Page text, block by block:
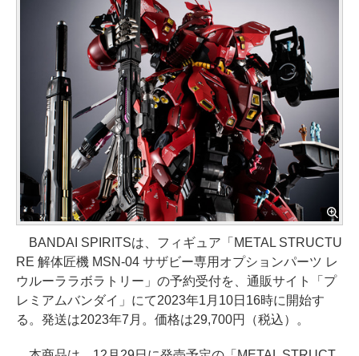
BANDAI SPIRITSは、フィギュア「METAL STRUCTU
RE 解体匠機 MSN-04 サザビー専用オプションパーツ レ
ウルーララボラトリー」の予約受付を、通販サイト「プ
レミアムバンダイ」にて2023年1月10日16時に開始す
る。発送は2023年7月。価格は29,700円（税込）。